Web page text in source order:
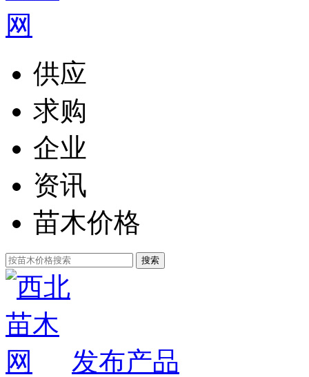
供应
求购
企业
资讯
苗木价格
发布产品